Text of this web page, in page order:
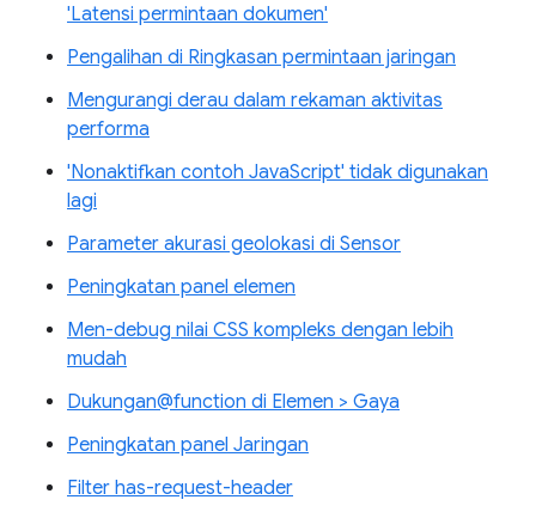
'Latensi permintaan dokumen'
Pengalihan di Ringkasan permintaan jaringan
Mengurangi derau dalam rekaman aktivitas
performa
'Nonaktifkan contoh JavaScript' tidak digunakan
lagi
Parameter akurasi geolokasi di Sensor
Peningkatan panel elemen
Men-debug nilai CSS kompleks dengan lebih
mudah
Dukungan@function di Elemen > Gaya
Peningkatan panel Jaringan
Filter has-request-header